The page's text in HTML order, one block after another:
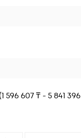
1 596 607 ₸ - 5 841 396